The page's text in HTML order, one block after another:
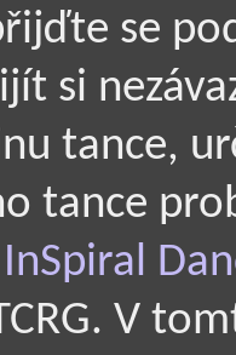
se
si
tance,
tance
InSpiral
V